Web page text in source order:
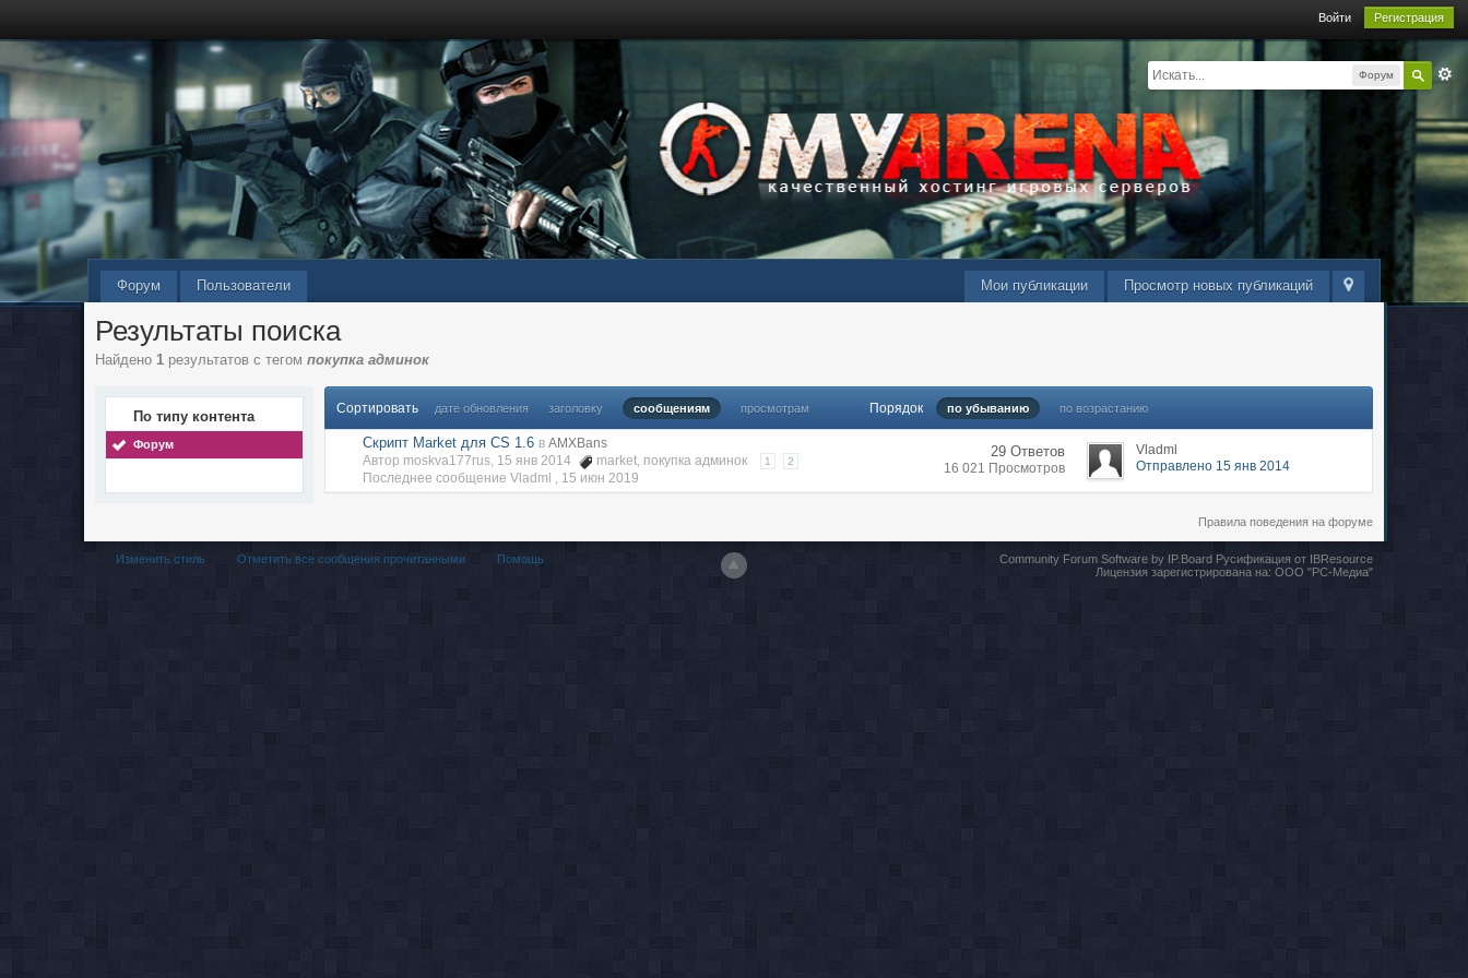
Войти Регистрация
Форум
Просмотр новых публикаций
Мои публикации
Форум Пользователи
Результаты поиска
Найдено 1 результатов с тегомпокупка админок
По типу контента
Форум
Сортировать дате обновления заголовку сообщениям просмотрам Порядок по убыванию по возрастанию
Скрипт Market для CS 1.6 в AMXBans
Автор moskva177rus, 15 янв 2014
market, покупка админок 1 2
Последнее сообщение Vladml , 15 июн 2019
29 Ответов
16 021 Просмотров
Vladml
Отправлено 15 янв 2014
Правила поведения на форуме
Изменить стиль Отметить все сообщения прочитанными Помощь Community Forum Software by IP.BoardРусификация от IBResource
Лицензия зарегистрирована на: ООО "РС-Медиа"